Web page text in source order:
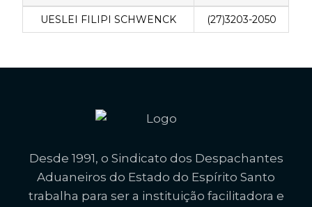
UESLEI FILIPI SCHWENCK (27)3203-2050
Desde 1991, o Sindicato dos Despachantes
Aduaneiros do Estado do Espírito Santo
trabalha para ser a instituição facilitadora e